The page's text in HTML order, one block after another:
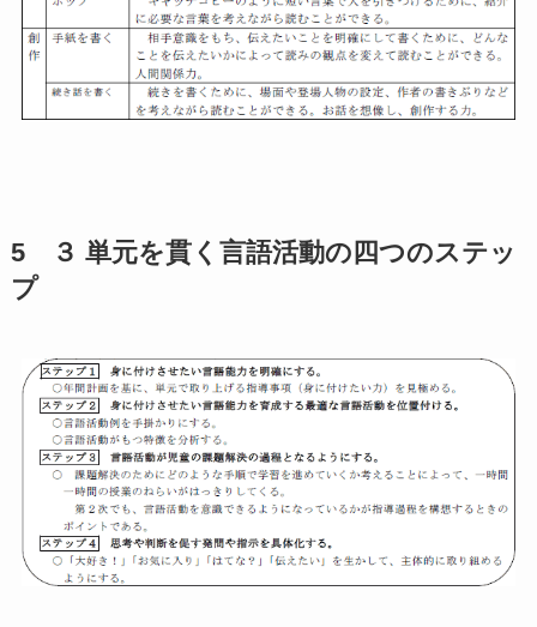
5 ３ 単元を貫く言語活動の四つのステッ
プ